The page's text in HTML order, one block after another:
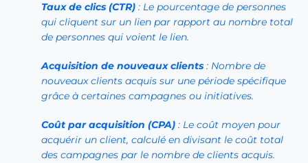
Taux de clics (CTR) : Le pourcentage de personnes
qui cliquent sur un lien par rapport au nombre total
de personnes qui voient le lien.
Acquisition de nouveaux clients : Nombre de
nouveaux clients acquis sur une période spécifique
grâce à certaines campagnes ou initiatives.
Coût par acquisition (CPA) : Le coût moyen pour
acquérir un client, calculé en divisant le coût total
des campagnes par le nombre de clients acquis.